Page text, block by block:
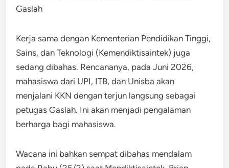
Kerja sama dengan Kementerian Pendidikan Tinggi,
Sains, dan Teknologi (Kemendiktisaintek) juga
sedang dibahas. Rencananya, pada Juni 2026,
mahasiswa dari UPI, ITB, dan Unisba akan
menjalani KKN dengan terjun langsung sebagai
petugas Gaslah. Ini akan menjadi pengalaman
berharga bagi mahasiswa.
Wacana ini bahkan sempat dibahas mendalam